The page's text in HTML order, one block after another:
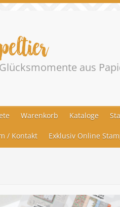
aus
Warenkorb Kataloge
/ Kontakt Exklusiv Online